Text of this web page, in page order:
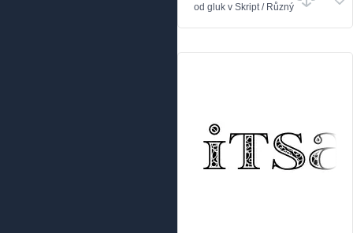
od gluk v Skript/ Různý